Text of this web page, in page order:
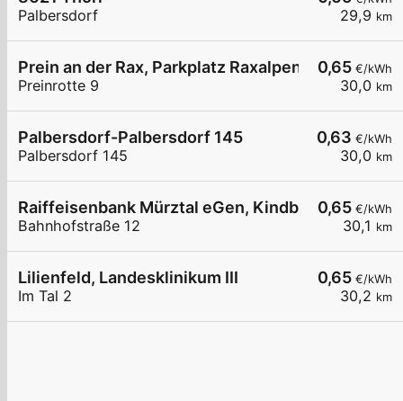
29,9 km
Palbersdorf
0,65 €/kWh
30,0 km
Prein an der Rax, Parkplatz Raxalpenhof
Preinrotte 9
0,63 €/kWh
30,0 km
Palbersdorf-Palbersdorf 145
Palbersdorf 145
0,65 €/kWh
30,1 km
Raiffeisenbank Mürztal eGen, Kindberg
Bahnhofstraße 12
0,65 €/kWh
30,2 km
Lilienfeld, Landesklinikum III
Im Tal 2